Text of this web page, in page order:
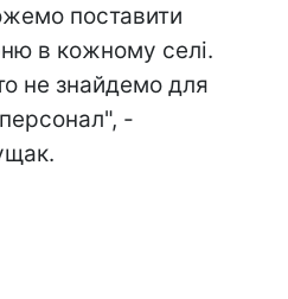
поставити
в кожному селі.
не знайдемо для
персонал", -